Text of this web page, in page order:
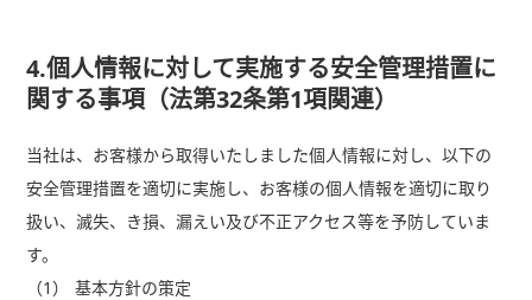
4.個人情報に対して実施する安全管理措置に
関する事項（法第32条第1項関連）
当社は、お客様から取得いたしました個人情報に対し、以下の
安全管理措置を適切に実施し、お客様の個人情報を適切に取り
扱い、滅失、き損、漏えい及び不正アクセス等を予防していま
す。
（1）
基本方針の策定